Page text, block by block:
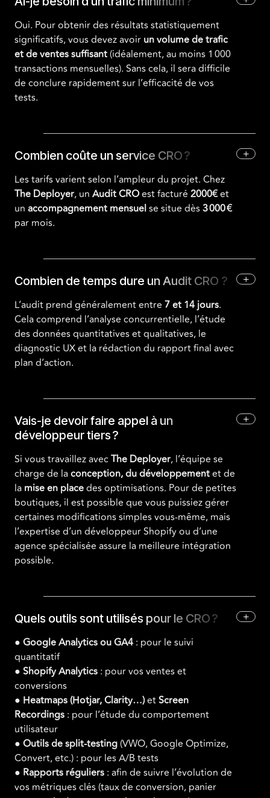
Oui. Pour obtenir des résultats statistiquement
significatifs, vous devez avoir un volume de trafic
et de ventes suffisant (idéalement, au moins 1 000
transactions mensuelles). Sans cela, il sera difficile
de conclure rapidement sur l’efficacité de vos
tests.
Combien coûte un service CRO ?
Les tarifs varient selon l’ampleur du projet. Chez
The Deployer, un Audit CROest facturé 2000€et
un accompagnement mensuelse situe dès3 000 €
par mois.
+
Combien de temps dure un Audit CRO ?
L’audit prend généralement entre 7 et 14 jours.
Cela comprend l’analyse concurrentielle, l’étude
des données quantitatives et qualitatives, le
diagnostic UX et la rédaction du rapport final avec
plan d’action.
+
Vais-je devoir faire appel à un
développeur tiers ?
Si vous travaillez avecThe Deployer, l’équipe se
charge de laconception, du développementet de
la mise en placedes optimisations. Pour de petites
boutiques, il est possible que vous puissiez gérer
certaines modifications simples vous-même, mais
l’expertise d’un développeur Shopify ou d’une
agence spécialisée assure la meilleure intégration
possible.
+
Quels outils sont utilisés pour le CRO ?
● Google Analytics ou GA4 : pour le suivi
quantitatif
● Shopify Analytics : pour vos ventes et
conversions
● Heatmaps (Hotjar, Clarity…)etScreen
Recordings : pour l’étude du comportement
utilisateur
● Outils de split-testing (VWO, Google Optimize,
Convert, etc.) : pour les A/B tests
● Rapports réguliers : afin de suivre l’évolution de
vos métriques clés (taux de conversion, panier
+